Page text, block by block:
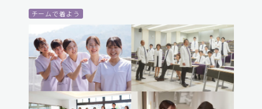
チームで着よう